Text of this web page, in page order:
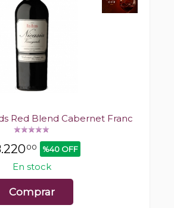
Red Blend Cabernet Franc
00 %40 OFF
En stock
Comprar